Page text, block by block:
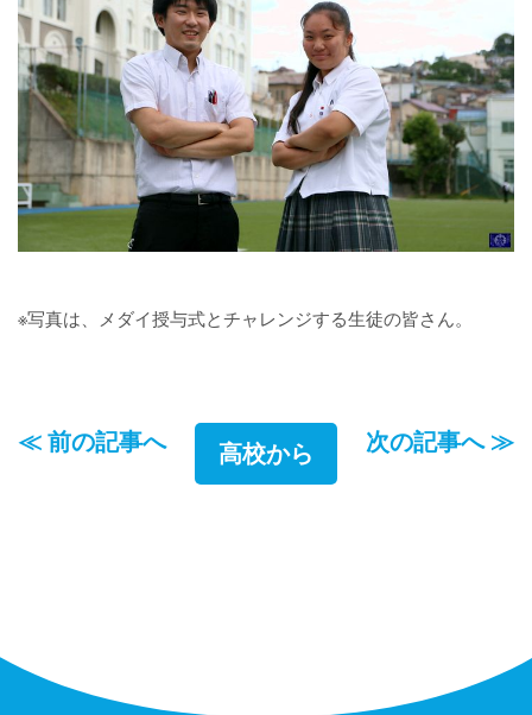
※写真は、メダイ授与式とチャレンジする生徒の皆さん。
≪ 前の記事へ 高校から 次の記事へ ≫